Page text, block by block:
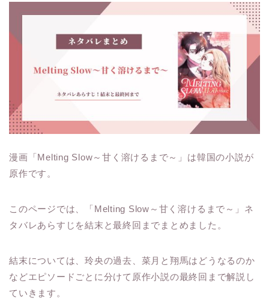
漫画「Melting Slow～甘く溶けるまで～」は韓国の小説が
原作です。
このページでは、「Melting Slow～甘く溶けるまで～」ネ
タバレあらすじを結末と最終回までまとめました。
結末については、玲央の過去、菜月と翔馬はどうなるのか
などエピソードごとに分けて原作小説の最終回まで解説し
ていきます。